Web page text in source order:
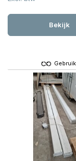
Bekijk